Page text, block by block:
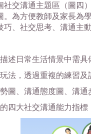
社交溝通主題區（圖
為方便教師及家長為
、社交思考、溝通主
述日常生活情景中需具
法，透過重複的練習及
圖、溝通態度圖、溝通
四大社交溝通能力指標